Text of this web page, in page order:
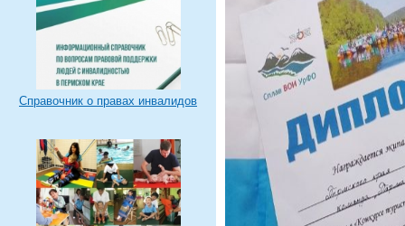
Справочник о правах инвалидов